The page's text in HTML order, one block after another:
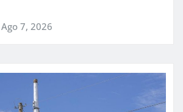
Ago 7, 2026